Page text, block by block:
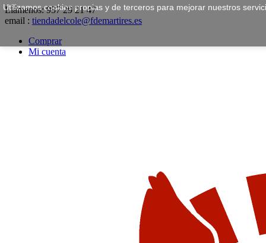
Utilizamos cookies propias y de terceros para mejorar nuestros
Llámenos:957 29 21 47
email : tiendadelcole@fdemartires.es
Comprar
Mi cuenta